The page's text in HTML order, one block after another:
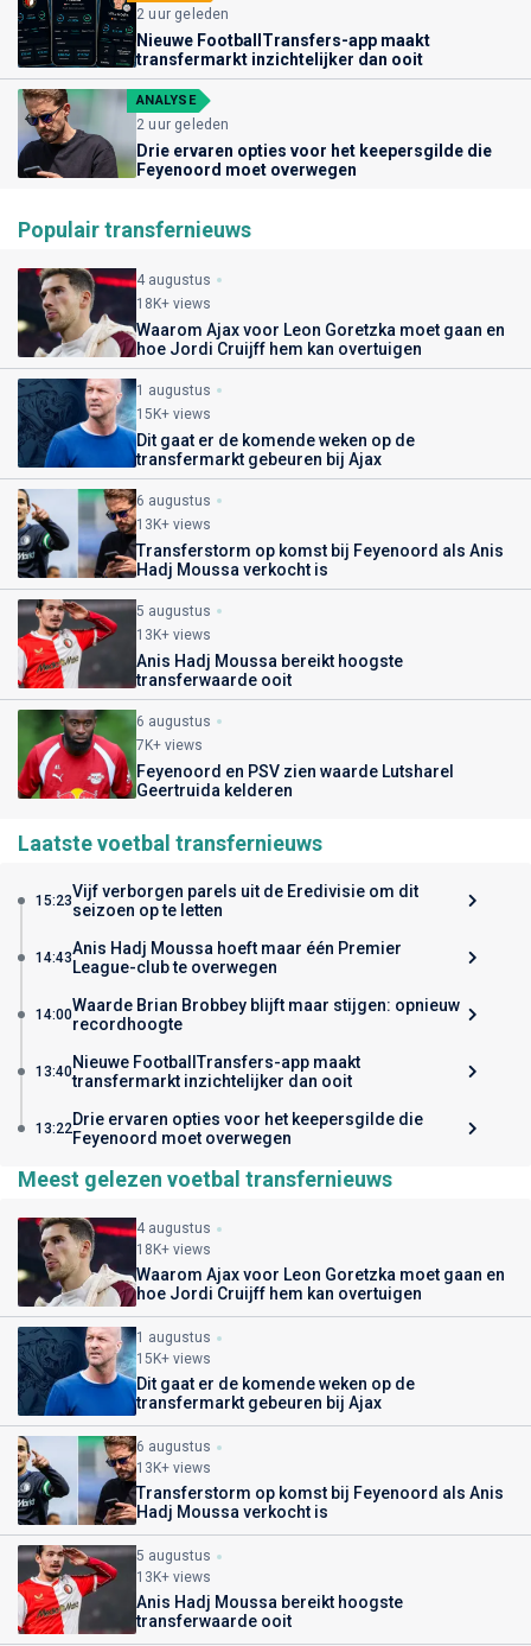
2 uur geleden
Nieuwe FootballTransfers-app maakt
transfermarkt inzichtelijker dan ooit
ANALYSE
2 uur geleden
Drie ervaren opties voor het keepersgilde die
Feyenoord moet overwegen
Populair transfernieuws
4 augustus
18K+ views
Waarom Ajax voor Leon Goretzka moet gaan en
hoe Jordi Cruijff hem kan overtuigen
1 augustus
15K+ views
Dit gaat er de komende weken op de
transfermarkt gebeuren bij Ajax
6 augustus
13K+ views
Transferstorm op komst bij Feyenoord als Anis
Hadj Moussa verkocht is
5 augustus
13K+ views
Anis Hadj Moussa bereikt hoogste
transferwaarde ooit
6 augustus
7K+ views
Feyenoord en PSV zien waarde Lutsharel
Geertruida kelderen
Laatste voetbal transfernieuws
15:23Vijf verborgen parels uit de Eredivisie om dit
seizoen op te letten
14:43Anis Hadj Moussa hoeft maar één Premier
League-club te overwegen
14:00Waarde Brian Brobbey blijft maar stijgen: opnieuw
recordhoogte
13:40Nieuwe FootballTransfers-app maakt
transfermarkt inzichtelijker dan ooit
13:22Drie ervaren opties voor het keepersgilde die
Feyenoord moet overwegen
Meest gelezen voetbal transfernieuws
4 augustus
18K+ views
Waarom Ajax voor Leon Goretzka moet gaan en
hoe Jordi Cruijff hem kan overtuigen
1 augustus
15K+ views
Dit gaat er de komende weken op de
transfermarkt gebeuren bij Ajax
6 augustus
13K+ views
Transferstorm op komst bij Feyenoord als Anis
Hadj Moussa verkocht is
5 augustus
13K+ views
Anis Hadj Moussa bereikt hoogste
transferwaarde ooit